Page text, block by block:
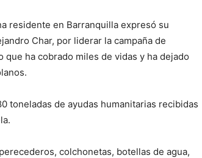
residente en Barranquilla expresó su
Char, por liderar la campaña de
ha cobrado miles de vidas y ha dejado
toneladas de ayudas humanitarias recibidas
colchonetas, botellas de agua,